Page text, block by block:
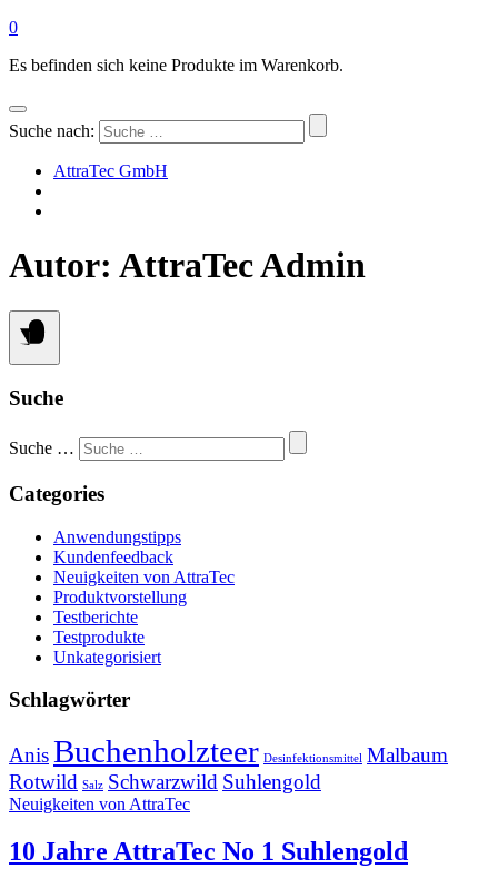
0
Es befinden sich keine Produkte im Warenkorb.
Suche nach:
AttraTec GmbH
Autor: AttraTec Admin
Suche
Suche …
Categories
Anwendungstipps
Kundenfeedback
Neuigkeiten von AttraTec
Produktvorstellung
Testberichte
Testprodukte
Unkategorisiert
Schlagwörter
AnisBuchenholzteer Desinfektionsmittel Malbaum
Rotwild Salz Schwarzwild Suhlengold
Neuigkeiten von AttraTec
10 Jahre AttraTec No 1 Suhlengold